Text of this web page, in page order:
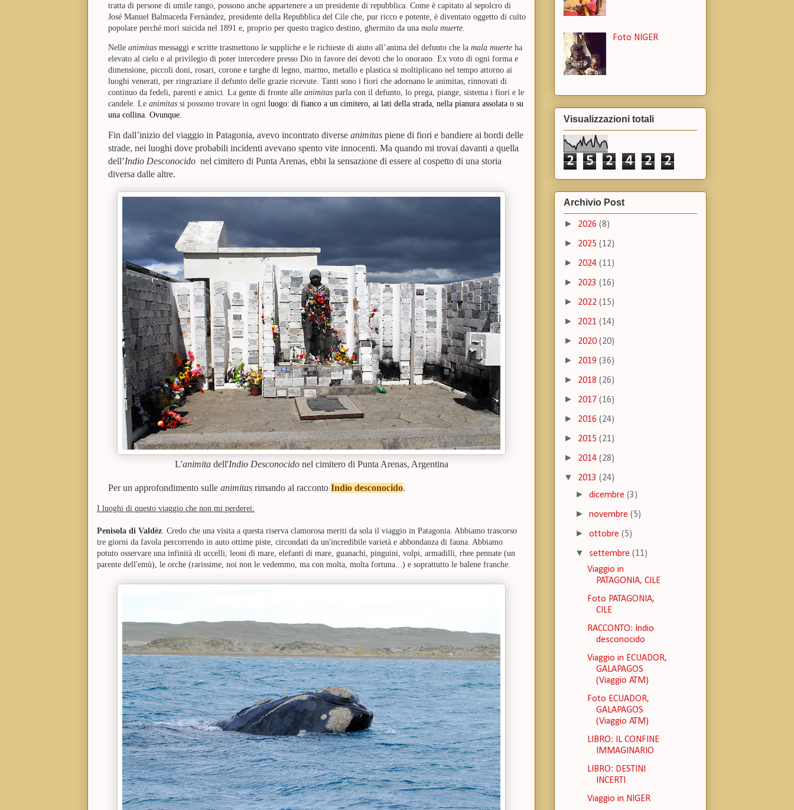
tratta di persone di umile rango, possono anche appartenere a un presidente di repubblica. Come è capitato al sepolcro di
José Manuel Balmaceda Fernàndez, presidente della Repubblica del Cile che, pur ricco e potente, è diventato oggetto di culto
popolare perché morì suicida nel 1891 e, proprio per questo tragico destino, ghermito da una mala muerte.
Nelle animitasmessaggi e scritte trasmettono le suppliche e le richieste di aiuto all’anima del defunto che la mala muerteha
elevato al cielo e al privilegio di poter intercedere presso Dio in favore dei devoti che lo onorano. Ex voto di ogni forma e
dimensione, piccoli doni, rosari, corone e targhe di legno, marmo, metallo e plastica si moltiplicano nel tempo attorno ai
luoghi venerati, per ringraziare il defunto delle grazie ricevute. Tanti sono i fiori che adornano le animitas, rinnovati di
continuo da fedeli, parenti e amici. La gente di fronte alle animitasparla con il defunto, lo prega, piange, sistema i fiori e le
candele. Le animitassi possono trovare in ogni luogo: di fianco a un cimitero, ai lati della strada, nella pianura assolata o su
una collina. Ovunque.
Fin dall’inizio del viaggio in Patagonia, avevo incontrato diverse animitas piene di fiori e bandiere ai bordi delle
strade, nei luoghi dove probabili incidenti avevano spento vite innocenti. Ma quando mi trovai davanti a quella
dell’Indio Desconocido nel cimitero di Punta Arenas, ebbi la sensazione di essere al cospetto di una storia
diversa dalle altre.
L'animitadell'Indio Desconocidonel cimitero di Punta Arenas, Argentina
Per un approfondimento sulle animitasrimando al racconto Indio desconocido.
I luoghi di questo viaggio che non mi perderei:
Penisola di Valdèz. Credo che una visita a questa riserva clamorosa meriti da sola il viaggio in Patagonia. Abbiamo trascorso
tre giorni da favola percorrendo in auto ottime piste, circondati da un'incredibile varietà e abbondanza di fauna. Abbiamo
potuto osservare una infinità di uccelli, leoni di mare, elefanti di mare, guanachi, pinguini, volpi, armadilli, rhee pennate (un
parente dell'emù), le orche (rarissime, noi non le vedemmo, ma con molta, molta fortuna...) e soprattutto le balene franche.
Foto NIGER
Visualizzazioni totali
2 5 2 4 2 2
Archivio Post
► 2026 (8)
► 2025 (12)
► 2024 (11)
► 2023 (16)
► 2022 (15)
► 2021 (14)
► 2020 (20)
► 2019 (36)
► 2018 (26)
► 2017 (16)
► 2016 (24)
► 2015 (21)
► 2014 (28)
▼ 2013 (24)
►dicembre(3)
►novembre(5)
►ottobre(5)
▼ settembre(11)
Viaggio in
PATAGONIA, CILE
Foto PATAGONIA,
CILE
RACCONTO: Indio
desconocido
Viaggio in ECUADOR,
GALAPAGOS
(Viaggio ATM)
Foto ECUADOR,
GALAPAGOS
(Viaggio ATM)
LIBRO: IL CONFINE
IMMAGINARIO
LIBRO: DESTINI
INCERTI
Viaggio in NIGER